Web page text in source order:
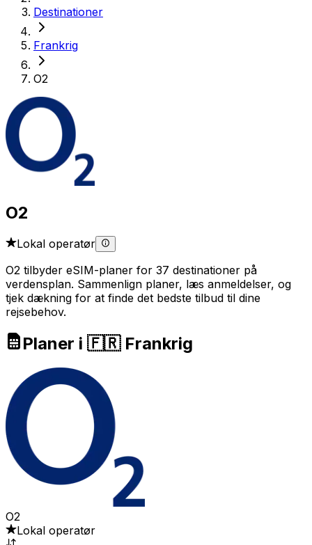
Destinationer
Frankrig
O2
O2
Lokal operatør
O2 tilbyder eSIM-planer for 37 destinationer på
verdensplan. Sammenlign planer, læs anmeldelser, og
tjek dækning for at finde det bedste tilbud til dine
rejsebehov.
Planer i 🇫🇷 Frankrig
O2
Lokal operatør